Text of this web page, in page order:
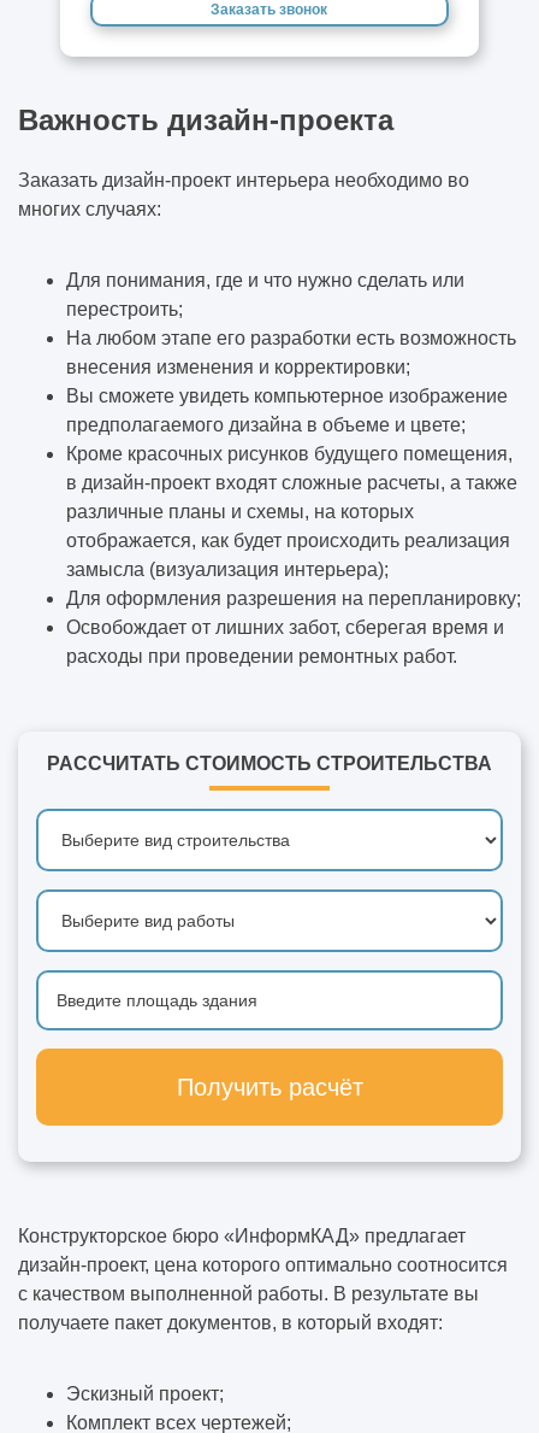
Заказать звонок
Важность дизайн-проекта
Заказать дизайн-проект интерьера необходимо во
многих случаях:
Для понимания, где и что нужно сделать или
перестроить;
На любом этапе его разработки есть возможность
внесения изменения и корректировки;
Вы сможете увидеть компьютерное изображение
предполагаемого дизайна в объеме и цвете;
Кроме красочных рисунков будущего помещения,
в дизайн-проект входят сложные расчеты, а также
различные планы и схемы, на которых
отображается, как будет происходить реализация
замысла (визуализация интерьера);
Для оформления разрешения на перепланировку;
Освобождает от лишних забот, сберегая время и
расходы при проведении ремонтных работ.
РАССЧИТАТЬ СТОИМОСТЬ СТРОИТЕЛЬСТВА
Получить расчёт
Конструкторское бюро «ИнформКАД» предлагает
дизайн-проект, цена которого оптимально соотносится
с качеством выполненной работы. В результате вы
получаете пакет документов, в который входят:
Эскизный проект;
Комплект всех чертежей;